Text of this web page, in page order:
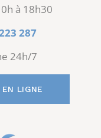
à 18h30
287
24h/7
EN LIGNE